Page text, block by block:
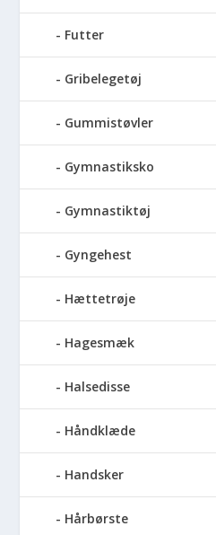
Futter
Gribelegetøj
Gummistøvler
Gymnastiksko
Gymnastiktøj
Gyngehest
Hættetrøje
Hagesmæk
Halsedisse
Håndklæde
Handsker
Hårbørste